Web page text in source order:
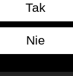
Tak
Nie